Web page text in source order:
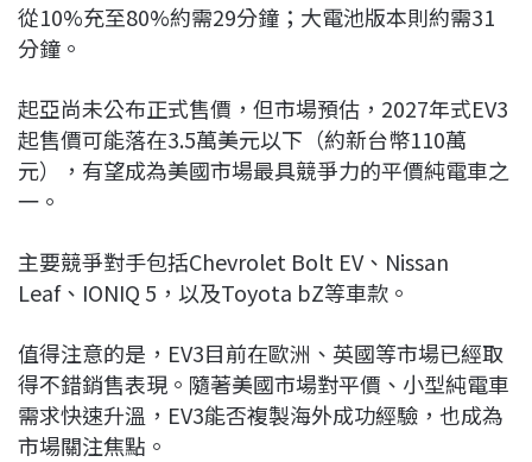
從10%充至80%約需29分鐘；大電池版本則約需31
分鐘。
起亞尚未公布正式售價，但市場預估，2027年式EV3
起售價可能落在3.5萬美元以下（約新台幣110萬
元），有望成為美國市場最具競爭力的平價純電車之
一。
主要競爭對手包括Chevrolet Bolt EV、 Nissan
Leaf、 IONIQ 5 ，以及Toyota bZ等車款。
值得注意的是，EV3目前在歐洲 、 英國等市場已經取
得不錯銷售表現。隨著美國市場對平價、小型純電車
需求快速升溫，EV3能否複製海外成功經驗，也成為
市場關注焦點。